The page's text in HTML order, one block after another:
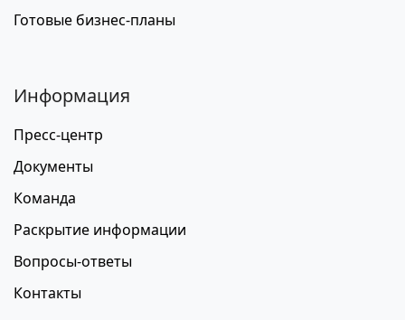
Готовые бизнес-планы
Информация
Пресс-центр
Документы
Команда
Раскрытие информации
Вопросы-ответы
Контакты